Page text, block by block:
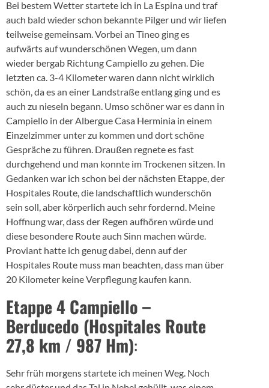
Bei bestem Wetter startete ich in La Espina und traf
auch bald wieder schon bekannte Pilger und wir liefen
teilweise gemeinsam. Vorbei an Tineo ging es
aufwärts auf wunderschönen Wegen, um dann
wieder bergab Richtung Campiello zu gehen. Die
letzten ca. 3-4 Kilometer waren dann nicht wirklich
schön, da es an einer Landstraße entlang ging und es
auch zu nieseln begann. Umso schöner war es dann in
Campiello in der Albergue Casa Herminia in einem
Einzelzimmer unter zu kommen und dort schöne
Gespräche zu führen. Draußen regnete es fast
durchgehend und man konnte im Trockenen sitzen. In
Gedanken war ich schon bei der nächsten Etappe, der
Hospitales Route, die landschaftlich wunderschön
sein soll, aber körperlich auch sehr fordernd. Meine
Hoffnung war, dass der Regen aufhören würde und
diese besondere Route auch Sinn machen würde.
Proviant hatte ich genug dabei, denn auf der
Hospitales Route muss man beachten, dass man über
20 Kilometer keine Verpflegung kaufen kann.
Etappe 4 Campiello –
Berducedo (Hospitales Route
27,8 km / 987 Hm):
Sehr früh morgens startete ich meinen Weg. Noch